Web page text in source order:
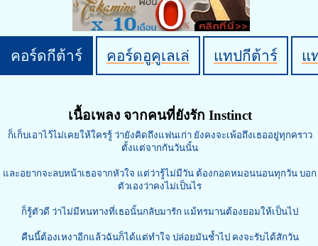
คอร์ดกีต้าร์ คอร์ดอูคูเลเล่ แทปกีต้าร์ แ
เนื้อเพลง จากคนที่ยังรัก Instinct
ก็เก็บเอาไว้ไม่เคยให้ใครรู้ ว่ายังคิดถึงแฟนเก่า ยังคงจะเพ้อถึงเธออยู่ทุกคราว
ตั้งแต่จากกันวันนั้น
และอยากจะลบหน้าเธอจากหัวใจ แต่ว่ารู้ไม่มีวัน ต้องกอดหมอนนอนทุกวัน บอก
ตัวเองว่าคงไม่เป็นไร
ก็รู้ตัวดี ว่าไม่มีหนทางที่เธอนั้นกลับมารัก แม้ทรมานต้องยอมให้เป็นไป
คืนนี้ต้องเหงาอีกแล้วฉันก็ได้แต่ทำใจ ปล่อยมันช้ำไป คงจะรับได้สักวัน